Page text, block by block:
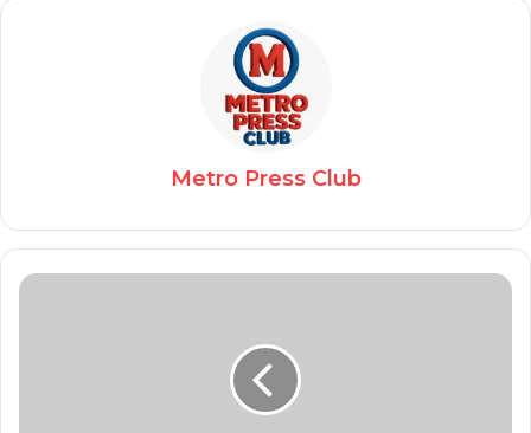
Metro Press Club